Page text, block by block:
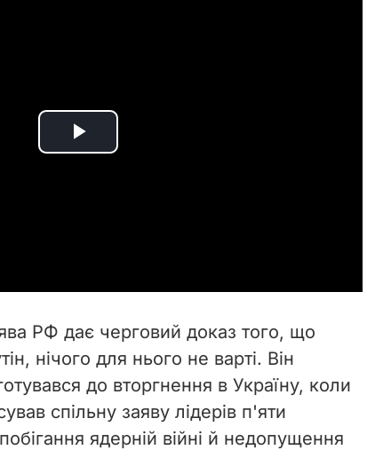
P
i
d
e
РФ дає черговий доказ того, що
нічого для нього не варті. Він
до вторгнення в Україну, коли
спільну заяву лідерів п'яти
ядерній війні й недопущення